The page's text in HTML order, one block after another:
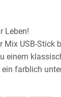
Leben!
Mix USB-Stick
einem
farblich